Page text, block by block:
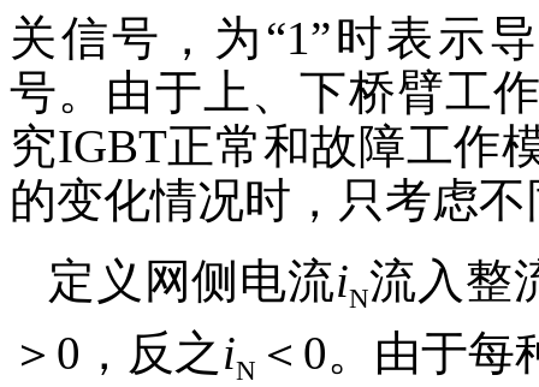
关信号，为“1”时表示
号。由于上、下桥臂工
究IGBT正常和故障工作
的变化情况时，只考虑
定义网侧电流iN流入整
＞0，反之 iN ＜0。由于每